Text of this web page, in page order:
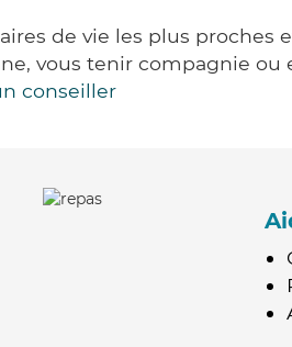
de vie les plus proches
vous tenir compagnie
conseiller